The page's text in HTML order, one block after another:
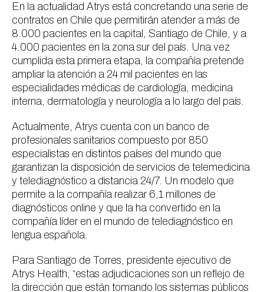
En la actualidad Atrys está concretando una serie de
contratos en Chile que permitirán atender a más de
8.000 pacientes en la capital, Santiago de Chile, y a
4.000 pacientes en la zona sur del país. Una vez
cumplida esta primera etapa, la compañía pretende
ampliar la atención a 24 mil pacientes en las
especialidades médicas de cardiología, medicina
interna, dermatología y neurología a lo largo del país.
Actualmente, Atrys cuenta con un banco de
profesionales sanitarios compuesto por 850
especialistas en distintos países del mundo que
garantizan la disposición de servicios de telemedicina
y telediagnóstico a distancia 24/7. Un modelo que
permite a la compañía realizar 6,1 millones de
diagnósticos online y que la ha convertido en la
compañía líder en el mundo de telediagnóstico en
lengua española.
Para Santiago de Torres, presidente ejecutivo de
Atrys Health, “estas adjudicaciones son un reflejo de
la dirección que están tomando los sistemas públicos